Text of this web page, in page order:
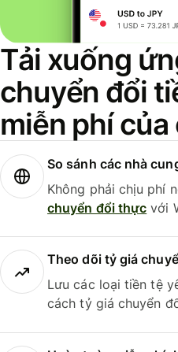
Tải xuống
chuyển đổi
miễn phí
So sánh các nhà
Không phải chịu phí
chuyển đổi thực với
Theo dõi tỷ giá
Lưu các loại tiền tệ
cách tỷ giá chuyển